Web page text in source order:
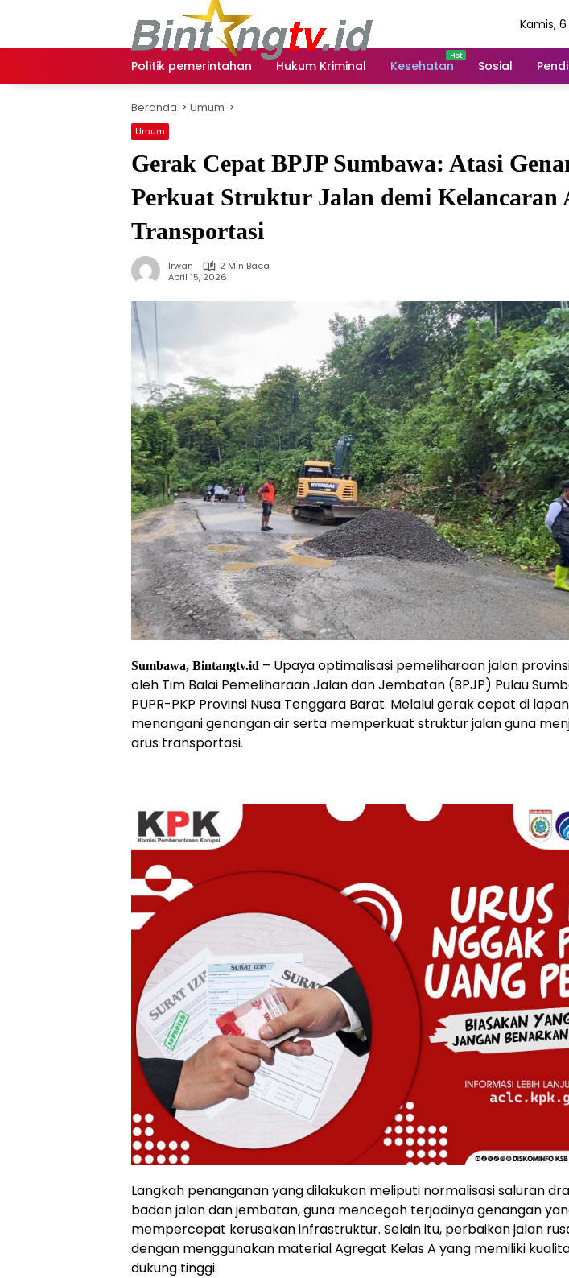
Kamis,
Politik pemerintahan Hukum Kriminal Kesehatan Sosial
Beranda Umum
Umum
Gerak Cepat BPJP Sumbawa: Atasi
Perkuat Struktur Jalan demi Kelancaran
Transportasi
Irwan
2 Min Baca
April 15, 2026
Sumbawa, Bintangtv.id – Upaya optimalisasi pemeliharaan jalan
oleh Tim Balai Pemeliharaan Jalan dan Jembatan (BPJP) Pulau
PUPR-PKP Provinsi Nusa Tenggara Barat. Melalui gerak cepat di
menangani genangan air serta memperkuat struktur jalan guna
arus transportasi.
Langkah penanganan yang dilakukan meliputi normalisasi saluran
badan jalan dan jembatan, guna mencegah terjadinya genangan
mempercepat kerusakan infrastruktur. Selain itu, perbaikan jalan
dengan menggunakan material Agregat Kelas A yang memiliki
dukung tinggi.